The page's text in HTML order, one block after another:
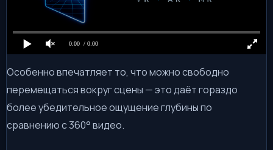
0:00 / 0:00
Особенно впечатляет то, что можно свободно
перемещаться вокруг сцены — это даёт гораздо
более убедительное ощущение глубины по
сравнению с 360° видео.